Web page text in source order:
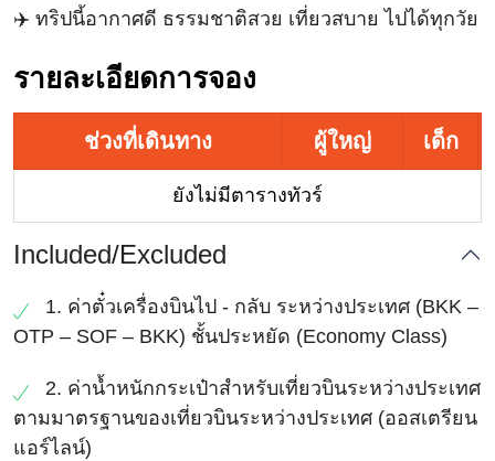
✈️ ทริปนี้อากาศดี ธรรมชาติสวย เที่ยวสบาย ไปได้ทุกวัย
รายละเอียดการจอง
ช่วงที่เดินทาง ผู้ใหญ่ เด็ก
ยังไม่มีตารางทัวร์
Included/Excluded
1. ค่าตั๋วเครื่องบินไป - กลับ ระหว่างประเทศ (BKK –
OTP – SOF – BKK) ชั้นประหยัด (Economy Class)
2. ค่าน้ำหนักกระเป๋าสําหรับเที่ยวบินระหว่างประเทศ
ตามมาตรฐานของเที่ยวบินระหว่างประเทศ (ออสเตรียน
แอร์ไลน์)